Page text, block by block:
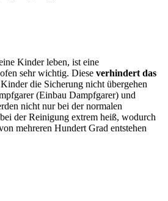
Kinder leben, ist eine
sehr wichtig. Diese verhindert das
die Sicherung nicht übergehen
(Einbau Dampfgarer) und
nicht nur bei der normalen
der Reinigung extrem heiß, wodurch
mehreren Hundert Grad entstehen